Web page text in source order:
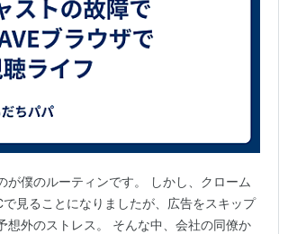
僕のルーティンです。 しかし、クローム
見ることになりましたが、広告をスキップ
想外のストレス。 そんな中、会社の同僚か